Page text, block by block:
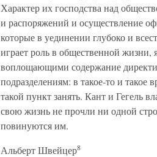
Характер их господства над
и распоряжений и осуществление
которые в уединении глубоко и
играет роль в общественной
воплощающими содержание
подразделениям: в такое-то и такое
такой пункт занять. Кант и Гегель
свою жизнь не прочли ни одной
повинуются им.
Альберт Швейцер8